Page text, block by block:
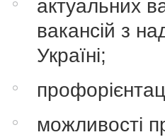
актуальних
вакансій з
Україні;
можливості